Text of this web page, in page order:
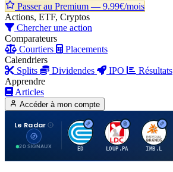
Passer au Premium — 9.99€/mois
Actions, ETF, Cryptos
Chercher une action
Comparateurs
Courtiers
Placements
Calendriers
Splits
Dividendes IPO
Résultats
Apprendre
Articles
Accéder à mon compte
Le Radar
20 SIGNAUX
C
ED
L
LOUP.PA
I
IMB.L